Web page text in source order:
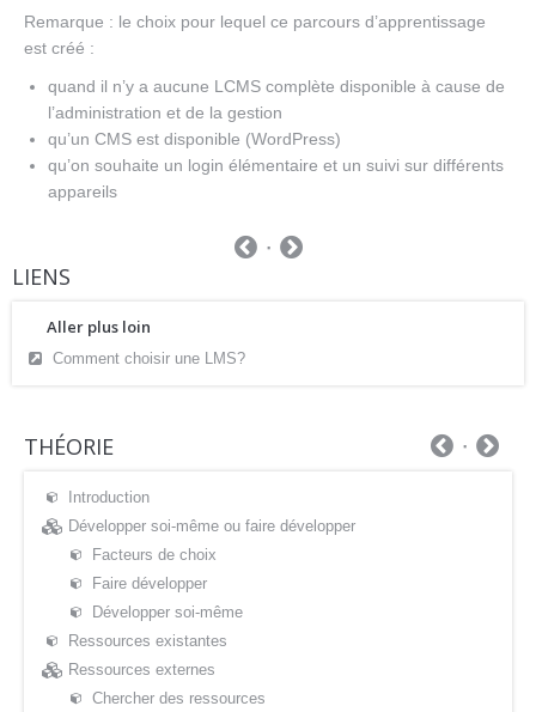
Remarque : le choix pour lequel ce parcours d’apprentissage
est créé :
quand il n’y a aucune LCMS complète disponible à cause de
l’administration et de la gestion
qu’un CMS est disponible (WordPress)
qu’on souhaite un login élémentaire et un suivi sur différents
appareils
LIENS
Aller plus loin
Comment choisir une LMS?
THÉORIE
Introduction
Développer soi-même ou faire développer
Facteurs de choix
Faire développer
Développer soi-même
Ressources existantes
Ressources externes
Chercher des ressources